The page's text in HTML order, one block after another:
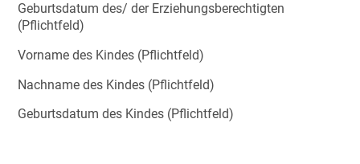
Geburtsdatum des/ der Erziehungsberechtigten
(Pflichtfeld)
Vorname des Kindes (Pflichtfeld)
Nachname des Kindes (Pflichtfeld)
Geburtsdatum des Kindes (Pflichtfeld)